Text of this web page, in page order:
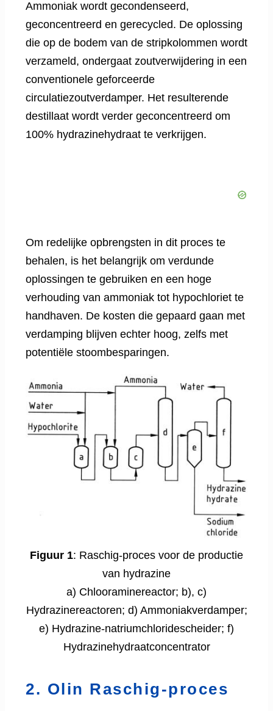
Ammoniak wordt gecondenseerd,
geconcentreerd en gerecycled. De oplossing
die op de bodem van de stripkolommen wordt
verzameld, ondergaat zoutverwijdering in een
conventionele geforceerde
circulatiezoutverdamper. Het resulterende
destillaat wordt verder geconcentreerd om
100% hydrazinehydraat te verkrijgen.
Om redelijke opbrengsten in dit proces te
behalen, is het belangrijk om verdunde
oplossingen te gebruiken en een hoge
verhouding van ammoniak tot hypochloriet te
handhaven. De kosten die gepaard gaan met
verdamping blijven echter hoog, zelfs met
potentiële stoombesparingen.
Figuur 1: Raschig-proces voor de productie
van hydrazine
a) Chlooraminereactor; b), c)
Hydrazinereactoren; d) Ammoniakverdamper;
e) Hydrazine-natriumchloridescheider; f)
Hydrazinehydraatconcentrator
2. Olin Raschig-proces